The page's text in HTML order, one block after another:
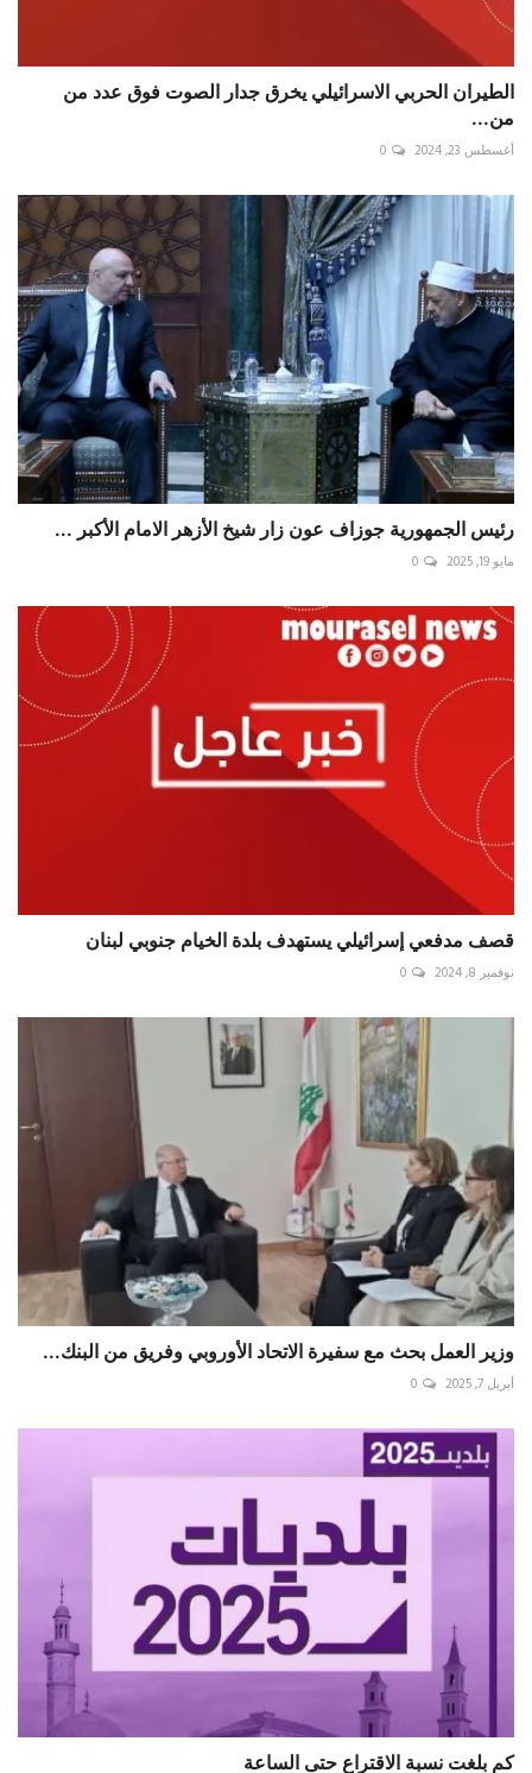
الطيران الحربي الاسرائيلي يخرق جدار الصوت فوق عدد من
من...
أغسطس 23, 2024 0
رئيس الجمهورية جوزاف عون زار شيخ الأزهر الامام الأكبر ...
مايو 19, 2025 0
قصف مدفعي إسرائيلي يستهدف بلدة الخيام جنوبي لبنان
نوفمبر 8, 2024 0
وزير العمل بحث مع سفيرة الاتحاد الأوروبي وفريق من البنك...
أبريل 7, 2025 0
كم بلغت نسبة الاقتراع حتى الساعة